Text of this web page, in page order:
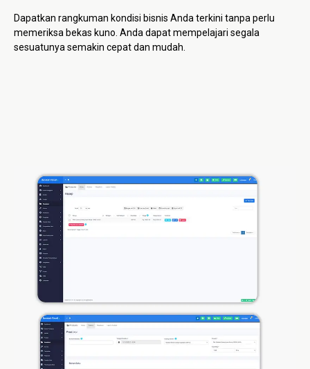
Dapatkan rangkuman kondisi bisnis Anda terkini tanpa perlu
memeriksa bekas kuno. Anda dapat mempelajari segala
sesuatunya semakin cepat dan mudah.